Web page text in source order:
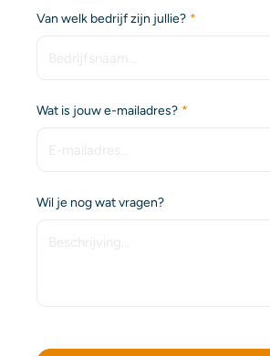
Van welk bedrijf zijn jullie?(Vereist)
Wat is jouw e-mailadres?(Vereist)
Wil je nog wat vragen?